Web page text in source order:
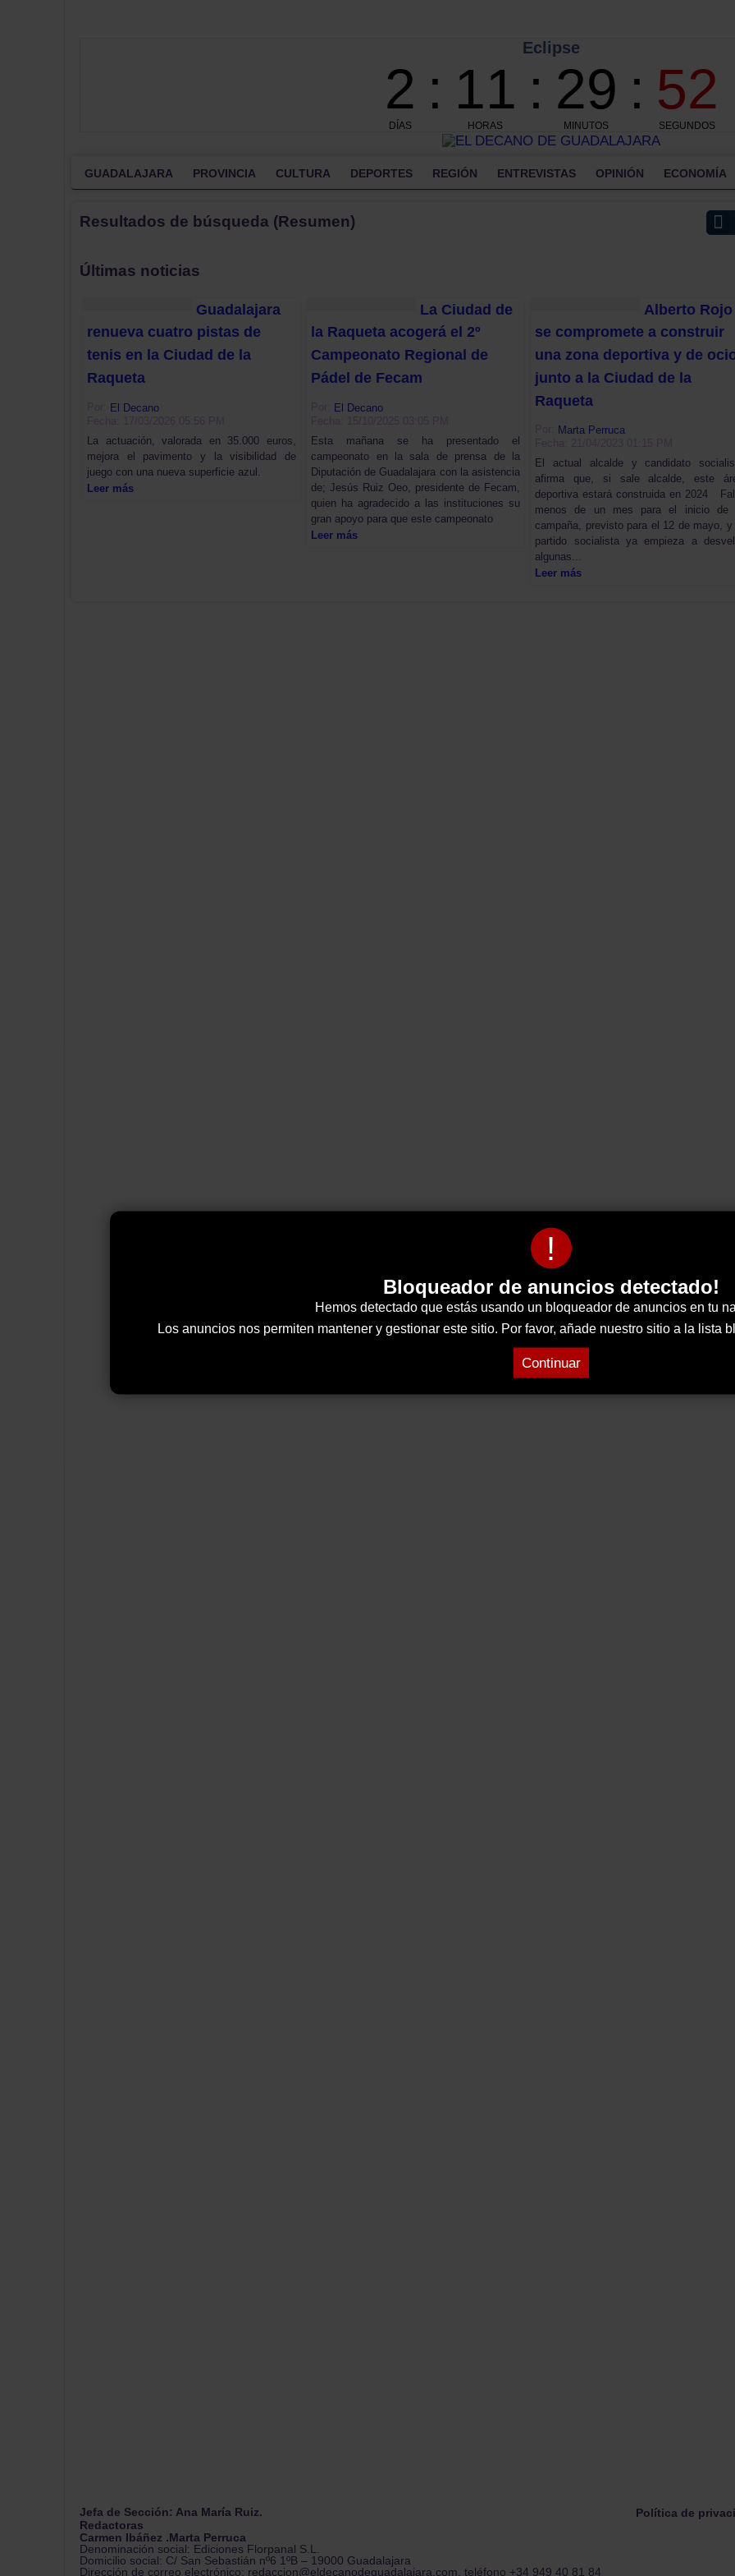
!
Bloqueador de anuncios detectado!
Hemos detectado que estás usando un bloqueador de anuncios en tu
Los anuncios nos permiten mantener y gestionar este sitio. Por favor, añade nuestro sitio a la lista
Continuar
GUADALAJARA PROVINCIA CULTURA DEPORTES REGIÓN ENTREVISTAS OPINIÓN ECONOMÍA
Resultados de búsqueda (Resumen)
Últimas noticias
Guadalajara
renueva cuatro pistas de
tenis en la Ciudad de la
Raqueta
El Decano
La actuación, valorada en 35.000 euros,
mejora el pavimento y la visibilidad de
juego con una nueva superficie azul.
Leer más
La Ciudad de
la Raqueta acogerá el 2º
Campeonato Regional de
Pádel de Fecam
El Decano
Esta mañana se ha presentado el
campeonato en la sala de prensa de la
Diputación de Guadalajara con la asistencia
de; Jesús Ruiz Oeo, presidente de Fecam,
quien ha agradecido a las instituciones su
gran apoyo para que este campeonato
Leer más
Alberto Rojo
se compromete a construir
una zona deportiva y de
junto a la Ciudad de la
Raqueta
Marta Perruca
El actual alcalde y candidato
afirma que, si sale alcalde, este
deportiva estará construida en 2024
menos de un mes para el inicio de
campaña, previsto para el 12 de mayo, y
partido socialista ya empieza a
algunas...
Leer más
Política de
Jefa de Sección: Ana María Ruiz.
Redactoras
Carmen Ibáñez .Marta Perruca
Denominación social: Ediciones Florpanal S.L.
Domicilio social: C/ San Sebastián nº6 1ºB – 19000 Guadalajara
Dirección de correo electrónico: redaccion@eldecanodeguadalajara.com. teléfono +34 949 40 81 84